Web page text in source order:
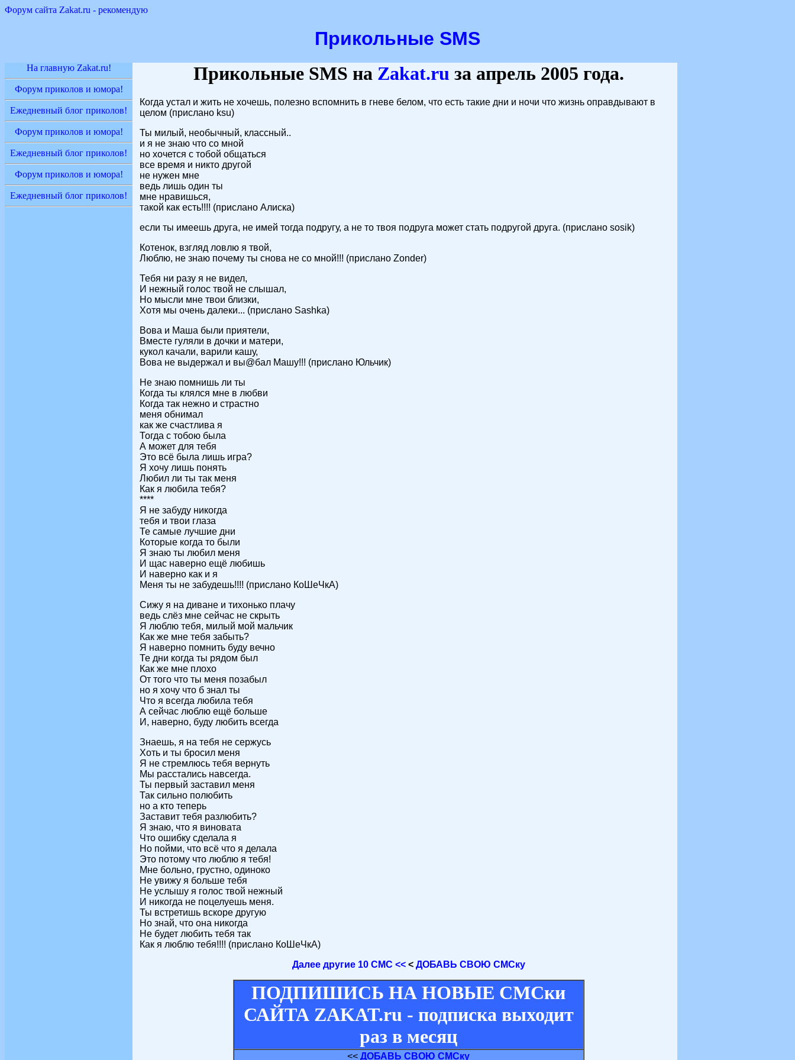
Форум сайта Zakat.ru - рекомендую
Прикольные SMS
На главную Zakat.ru!
Форум приколов и юмора!
Ежедневный блог приколов!
Форум приколов и юмора!
Ежедневный блог приколов!
Форум приколов и юмора!
Ежедневный блог приколов!
Прикольные SMS на Zakat.ru за апрель 2005 года.
Когда устал и жить не хочешь, полезно вспомнить в гневе белом, что есть такие дни и ночи что жизнь оправдывают в
целом (прислано ksu)
Ты милый, необычный, классный..
и я не знаю что со мной
но хочется с тобой общаться
все время и никто другой
не нужен мне
ведь лишь один ты
мне нравишься,
такой как есть!!!! (прислано Алиска)
если ты имеешь друга, не имей тогда подругу, а не то твоя подруга может стать подругой друга. (прислано sosik)
Котенок, взгляд ловлю я твой,
Люблю, не знаю почему ты снова не со мной!!! (прислано Zonder)
Тебя ни разу я не видел,
И нежный голос твой не слышал,
Но мысли мне твои близки,
Хотя мы очень далеки... (прислано Sashka)
Вова и Маша были приятели,
Вместе гуляли в дочки и матери,
кукол качали, варили кашу,
Вова не выдержал и вы@бал Машу!!! (прислано Юльчик)
Не знаю помнишь ли ты
Когда ты клялся мне в любви
Когда так нежно и страстно
меня обнимал
как же счастлива я
Тогда с тобою была
А может для тебя
Это всё была лишь игра?
Я хочу лишь понять
Любил ли ты так меня
Как я любила тебя?
****
Я не забуду никогда
тебя и твои глаза
Те самые лучшие дни
Которые когда то были
Я знаю ты любил меня
И щас наверно ещё любишь
И наверно как и я
Меня ты не забудешь!!!! (прислано КоШеЧкА)
Сижу я на диване и тихонько плачу
ведь слёз мне сейчас не скрыть
Я люблю тебя, милый мой мальчик
Как же мне тебя забыть?
Я наверно помнить буду вечно
Те дни когда ты рядом был
Как же мне плохо
От того что ты меня позабыл
но я хочу что б знал ты
Что я всегда любила тебя
А сейчас люблю ещё больше
И, наверно, буду любить всегда
Знаешь, я на тебя не сержусь
Хоть и ты бросил меня
Я не стремлюсь тебя вернуть
Мы расстались навсегда.
Ты первый заставил меня
Так сильно полюбить
но а кто теперь
Заставит тебя разлюбить?
Я знаю, что я виновата
Что ошибку сделала я
Но пойми, что всё что я делала
Это потому что люблю я тебя!
Мне больно, грустно, одиноко
Не увижу я больше тебя
Не услышу я голос твой нежный
И никогда не поцелуешь меня.
Ты встретишь вскоре другую
Но знай, что она никогда
Не будет любить тебя так
Как я люблю тебя!!!! (прислано КоШеЧкА)
Далее другие 10 СМС <<< ДОБАВЬ СВОЮ СМСку
ПОДПИШИСЬ НА НОВЫЕ СМСки
САЙТА ZAKAT.ru - подписка выходит
раз в месяц
<< ДОБАВЬ СВОЮ СМСку